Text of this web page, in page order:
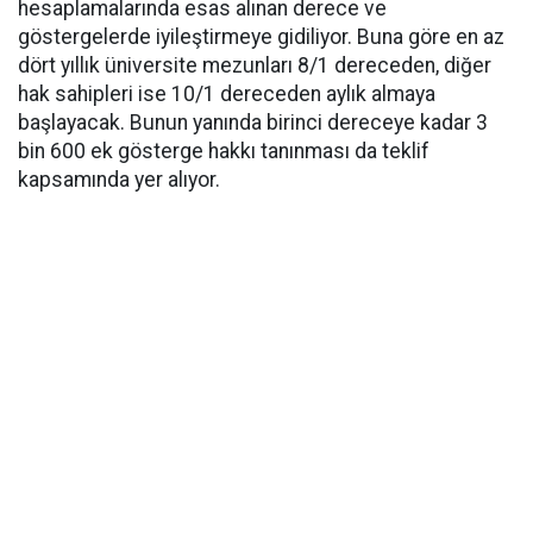
hesaplamalarında esas alınan derece ve
göstergelerde iyileştirmeye gidiliyor. Buna göre en az
dört yıllık üniversite mezunları 8/1 dereceden, diğer
hak sahipleri ise 10/1 dereceden aylık almaya
başlayacak. Bunun yanında birinci dereceye kadar 3
bin 600 ek gösterge hakkı tanınması da teklif
kapsamında yer alıyor.